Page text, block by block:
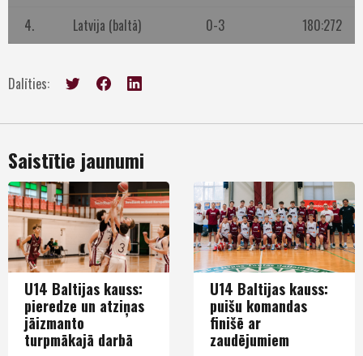
4.
Latvija (baltā) 0-3 180:272
Dalīties:
Saistītie jaunumi
U14 Baltijas kauss:
pieredze un atziņas
jāizmanto
turpmākajā darbā
U14 Baltijas kauss:
puišu komandas
finišē ar
zaudējumiem